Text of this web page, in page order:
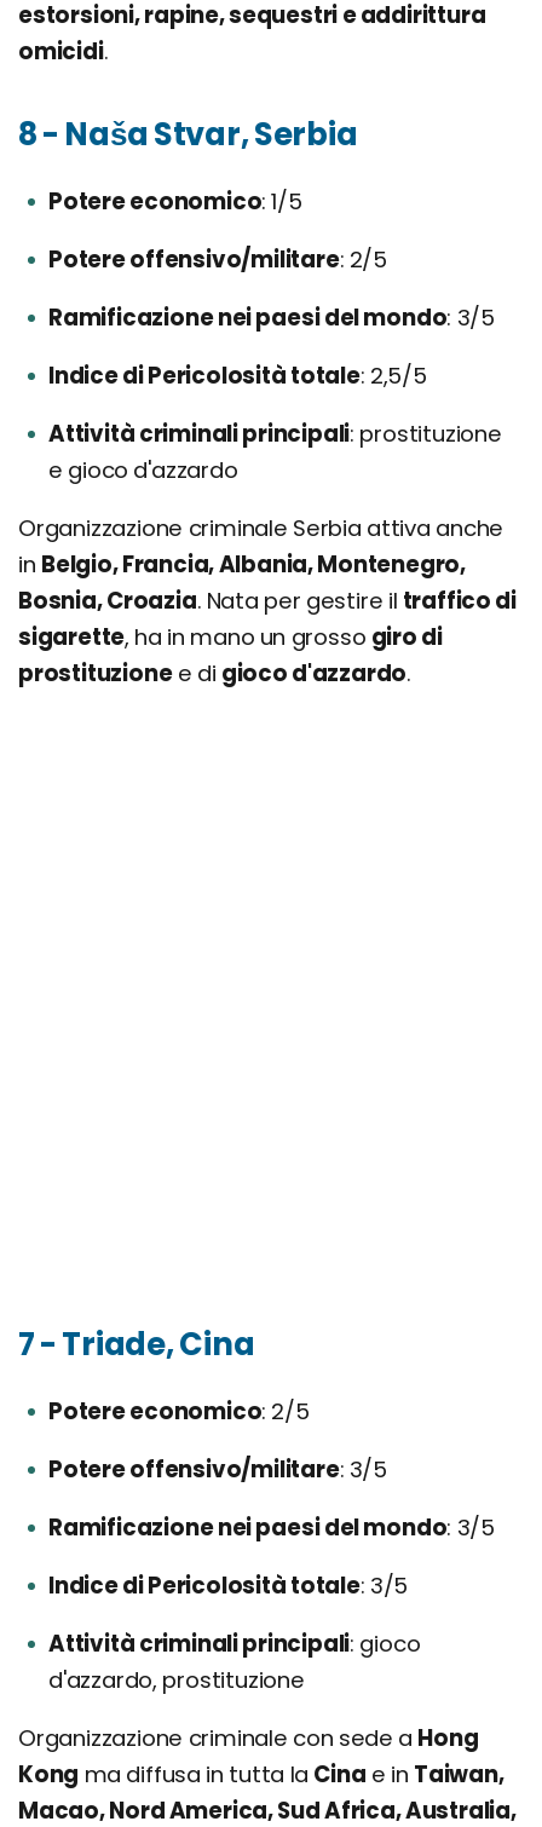
estorsioni, rapine, sequestri e addirittura
omicidi.
8 - Naša Stvar, Serbia
Potere economico 1/5
Potere offensivo/militare 2/5
Ramificazione nei paesi del mondo 3/5
Indice di Pericolosità totale 2,5/5
Attività criminali principali prostituzione
e gioco d'azzardo
Organizzazione criminale Serbia attiva anche
in Belgio, Francia, Albania, Montenegro,
Bosnia, Croazia. Nata per gestire il traffico di
sigarette, ha in mano un grosso giro di
prostituzionee di gioco d'azzardo.
7 - Triade, Cina
Potere economico 2/5
Potere offensivo/militare 3/5
Ramificazione nei paesi del mondo 3/5
Indice di Pericolosità totale 3/5
Attività criminali principali gioco
d'azzardo, prostituzione
Organizzazione criminale con sede a Hong
Kong ma diffusa in tutta la Cina e in Taiwan,
Macao, Nord America, Sud Africa, Australia,